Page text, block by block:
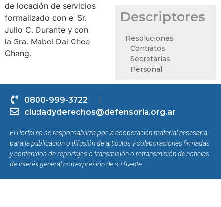
de locación de servicios
formalizado con el Sr.
Julio C. Durante y con
la Sra. Mabel Dai Chee
Chang.
Descriptores
Resoluciones
Contratos
Secretarías
Personal
0800-999-3722
ciudadyderechos@defensoria.org.ar
El Portal no se responsabiliza por la cooperación material necesaria
para la publicación o difusión de artículos y colaboraciones firmadas
y contenidos de reportajes o transmisión o retransmisión de noticias
de interés general con expresión de su fuente.